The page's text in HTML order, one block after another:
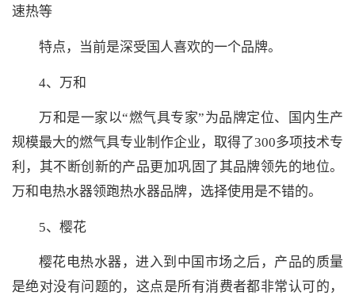
速热等
特点，当前是深受国人喜欢的一个品牌。
4、万和
万和是一家以“燃气具专家”为品牌定位、国内生产
规模最大的燃气具专业制作企业，取得了300多项技术专
利，其不断创新的产品更加巩固了其品牌领先的地位。
万和电热水器领跑热水器品牌，选择使用是不错的。
5、樱花
樱花电热水器，进入到中国市场之后，产品的质量
是绝对没有问题的，这点是所有消费者都非常认可的，